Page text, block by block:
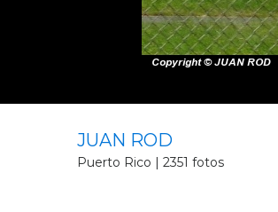
JUAN ROD
Puerto Rico | 2351 fotos